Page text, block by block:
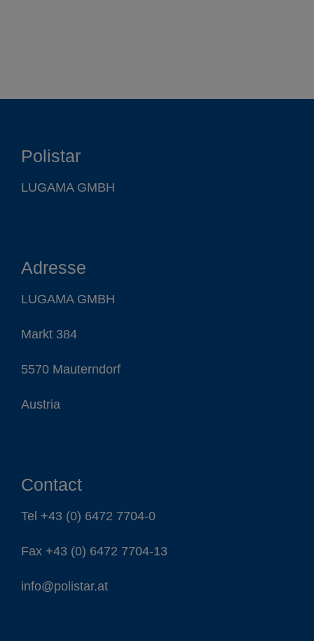
Polistar
LUGAMA GMBH
Adresse
LUGAMA GMBH
Markt 384
5570 Mauterndorf
Austria
Contact
Tel +43 (0) 6472 7704-0
Fax +43 (0) 6472 7704-13
info@polistar.at